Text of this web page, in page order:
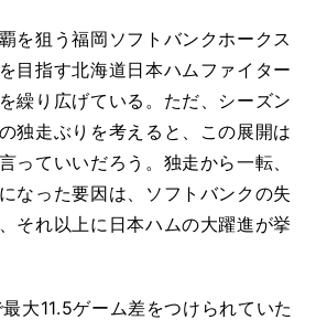
を狙う福岡ソフトバンクホークス
目指す北海道日本ハムファイター
繰り広げている。ただ、シーズン
独走ぶりを考えると、この展開は
っていいだろう。独走から一転、
なった要因は、ソフトバンクの失
それ以上に日本ハムの大躍進が挙
大11.5ゲーム差をつけられていた